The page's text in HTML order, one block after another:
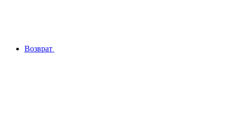
Возврат